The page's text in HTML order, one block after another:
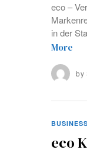
eco –
in der
More
by
BUSINESS
eco